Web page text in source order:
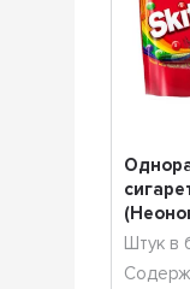
Зат...
Штук в